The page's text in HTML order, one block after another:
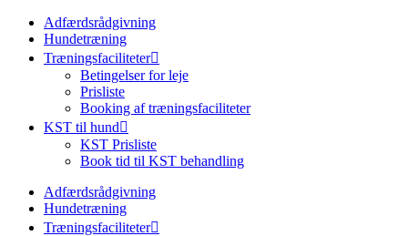
Adfærdsrådgivning
Hundetræning
Træningsfaciliteter
Betingelser for leje
Prisliste
Booking af træningsfaciliteter
KST til hund
KST Prisliste
Book tid til KST behandling
Adfærdsrådgivning
Hundetræning
Træningsfaciliteter